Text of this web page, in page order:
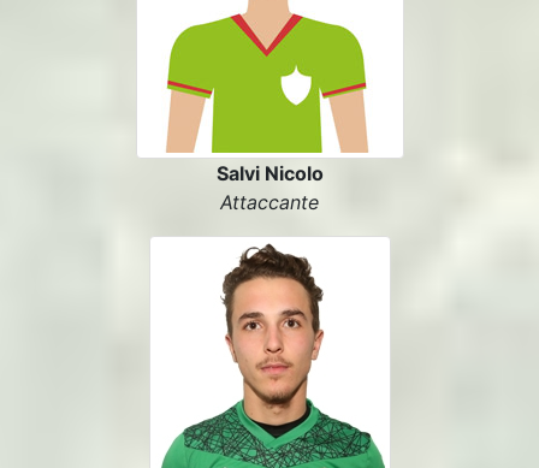
Salvi Nicolo
Attaccante